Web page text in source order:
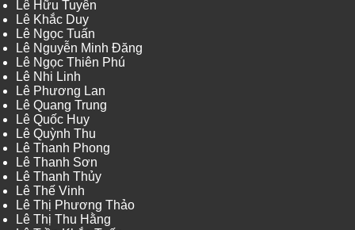
Lê Hữu Tuyên
Lê Khắc Duy
Lê Ngọc Tuấn
Lê Nguyễn Minh Đăng
Lê Ngọc Thiên Phú
Lê Nhi Linh
Lê Phương Lan
Lê Quang Trung
Lê Quốc Huy
Lê Quỳnh Thu
Lê Thanh Phong
Lê Thanh Sơn
Lê Thanh Thủy
Lê Thế Vinh
Lê Thị Phương Thảo
Lê Thị Thu Hằng